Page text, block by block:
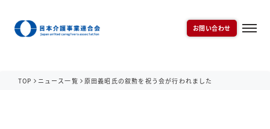
お問い合わせ
TOP ニュース一覧 原田義昭氏の叙勲を祝う会が行われました